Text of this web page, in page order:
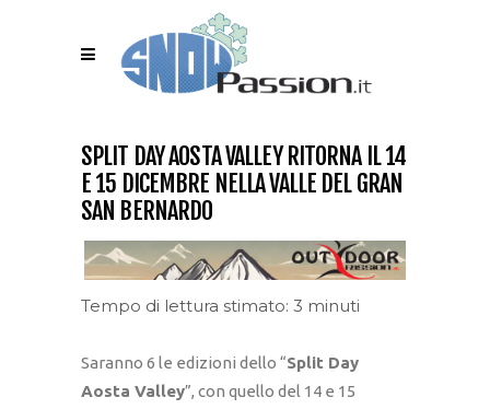
SPLIT DAY AOSTA VALLEY RITORNA IL 14
E 15 DICEMBRE NELLA VALLE DEL GRAN
SAN BERNARDO
Tempo di lettura stimato: 3 minuti
Saranno 6 le edizioni dello “Split Day
Aosta Valley”, con quello del 14 e 15